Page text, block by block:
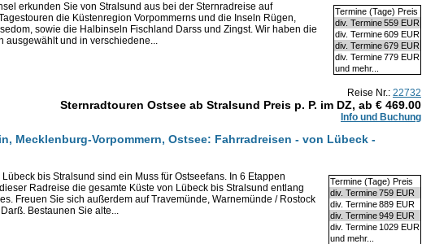
Termine (Tage) Preis
div. Termine559 EUR
div. Termine609 EUR
div. Termine679 EUR
div. Termine779 EUR
und mehr...
erkunden Sie von Stralsund aus bei der Sternradreise auf
die Küstenregion Vorpommerns und die Inseln Rügen,
sowie die Halbinseln Fischland Darss und Zingst. Wir haben die
ausgewählt und in verschiedene...
Reise Nr.: 22732
Sternradtouren Ostsee ab Stralsund Preis p. P. im DZ, ab € 469.00
Info und Buchung
Mecklenburg-Vorpommern, Ostsee: Fahrradreisen - von Lübeck -
Termine (Tage) Preis
div. Termine759 EUR
div. Termine889 EUR
div. Termine949 EUR
div. Termine 1029 EUR
und mehr...
bis Stralsund sind ein Muss für Ostseefans. In 6 Etappen
Radreise die gesamte Küste von Lübeck bis Stralsund entlang
Freuen Sie sich außerdem auf Travemünde, Warnemünde / Rostock
Bestaunen Sie alte...